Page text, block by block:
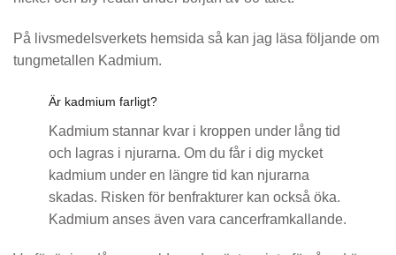
På livsmedelsverkets hemsida så kan jag läsa följande om
tungmetallen Kadmium.
Är kadmium farligt?
Kadmium stannar kvar i kroppen under lång tid
och lagras i njurarna. Om du får i dig mycket
kadmium under en längre tid kan njurarna
skadas. Risken för benfrakturer kan också öka.
Kadmium anses även vara cancerframkallande.